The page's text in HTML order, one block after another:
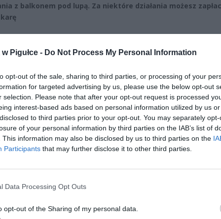
Pigułce - Do Not Process My Personal Information
opt-out of the sale, sharing to third parties, or processing of your
for targeted advertising by us, please use the below opt-out
selection. Please note that after your opt-out request is processed
interest-based ads based on personal information utilized by us
to third parties prior to your opt-out. You may separately
of your personal information by third parties on the IAB’s list of
This information may also be disclosed by us to third parties on the
Participants that may further disclose it to other third parties.
Data Processing Opt Outs
opt-out of the Sharing of my personal data.
z balkonem pod lupą. Za niektóre działania możesz
zmieni ważny limit od marca 2027 roku. Policzyliśmy, ile
2026 13:23
przecenił hit do kuchni. Air fryer tańszy aż o 150 zł, a to
2026 16:06